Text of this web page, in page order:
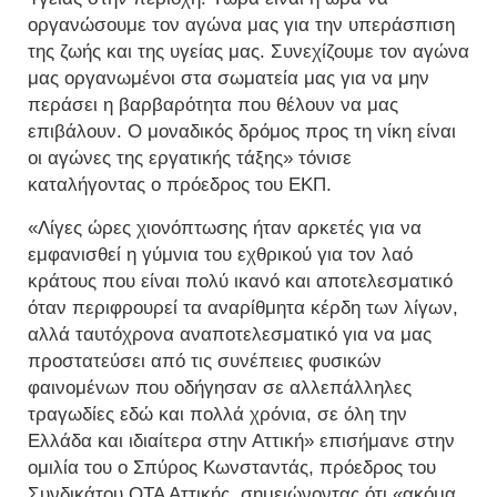
οργανώσουμε τον αγώνα μας για την υπεράσπιση
της ζωής και της υγείας μας. Συνεχίζουμε τον αγώνα
μας οργανωμένοι στα σωματεία μας για να μην
περάσει η βαρβαρότητα που θέλουν να μας
επιβάλουν. Ο μοναδικός δρόμος προς τη νίκη είναι
οι αγώνες της εργατικής τάξης» τόνισε
καταλήγοντας ο πρόεδρος του ΕΚΠ.
«Λίγες ώρες χιονόπτωσης ήταν αρκετές για να
εμφανισθεί η γύμνια του εχθρικού για τον λαό
κράτους που είναι πολύ ικανό και αποτελεσματικό
όταν περιφρουρεί τα αναρίθμητα κέρδη των λίγων,
αλλά ταυτόχρονα αναποτελεσματικό για να μας
προστατεύσει από τις συνέπειες φυσικών
φαινομένων που οδήγησαν σε αλλεπάλληλες
τραγωδίες εδώ και πολλά χρόνια, σε όλη την
Ελλάδα και ιδιαίτερα στην Αττική» επισήμανε στην
ομιλία του ο Σπύρος Κωνσταντάς, πρόεδρος του